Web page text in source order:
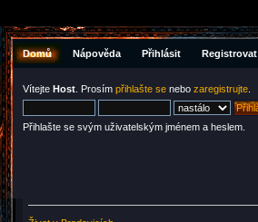
Domů Nápověda Přihlásit Registrovat
Vítejte Host . Prosím přihlašte se nebo zaregistrujte
Přihlašte se svým uživatelským jménem a heslem.